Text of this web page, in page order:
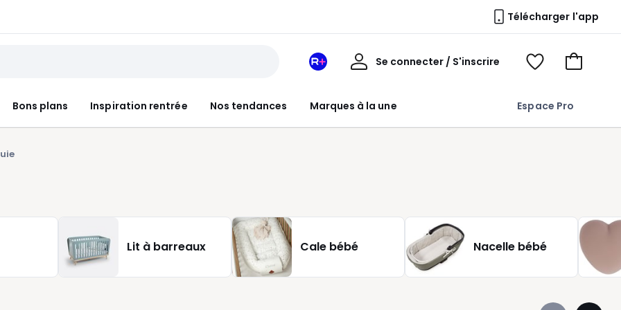
Télécharger l'app
Bons plans Inspiration rentrée Nos tendances Marques à la une Espace Pro
Mon
Redoute
Se connecter / S'inscrire
Mon
Voir
Voir
Lit à barreaux Cale bébé Nacelle bébé